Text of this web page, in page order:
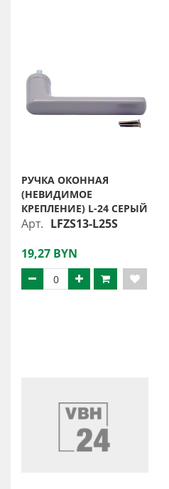
РУЧКА ОКОННАЯ
(НЕВИДИМОЕ
КРЕПЛЕНИЕ) L-24 СЕРЫЙ
Арт. LFZS13-L25S
19,27 BYN